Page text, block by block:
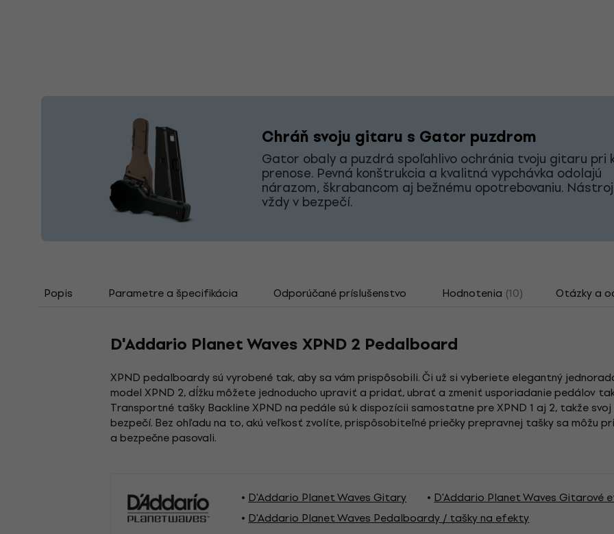
Chráň svoju gitaru s Gator puzdrom
Gator obaly a puzdrá spoľahlivo ochránia tvoju gitaru pri
prenose. Pevná konštrukcia a kvalitná vypchávka odolajú
nárazom, škrabancom aj bežnému opotrebovaniu.
vždy v bezpečí.
Popis Parametre a špecifikácia Odporúčané príslušenstvo Hodnotenia (10) Otázky a
D'Addario Planet Waves XPND 2 Pedalboard
XPND pedalboardy sú vyrobené tak, aby sa vám prispôsobili. Či už si vyberiete elegantný
model XPND 2, dĺžku môžete jednoducho upraviť a pridať, ubrať a zmeniť usporiadanie pedálov
Transportné tašky Backline XPND na pedále sú k dispozícii samostatne pre XPND 1 aj 2, takže
bezpečí. Bez ohľadu na to, akú veľkosť zvolíte, prispôsobiteľné priečky prepravnej tašky sa môžu
a bezpečne pasovali.
D'Addario Planet Waves Gitary
D'Addario Planet Waves Gitarové
D'Addario Planet Waves Pedalboardy / tašky na efekty